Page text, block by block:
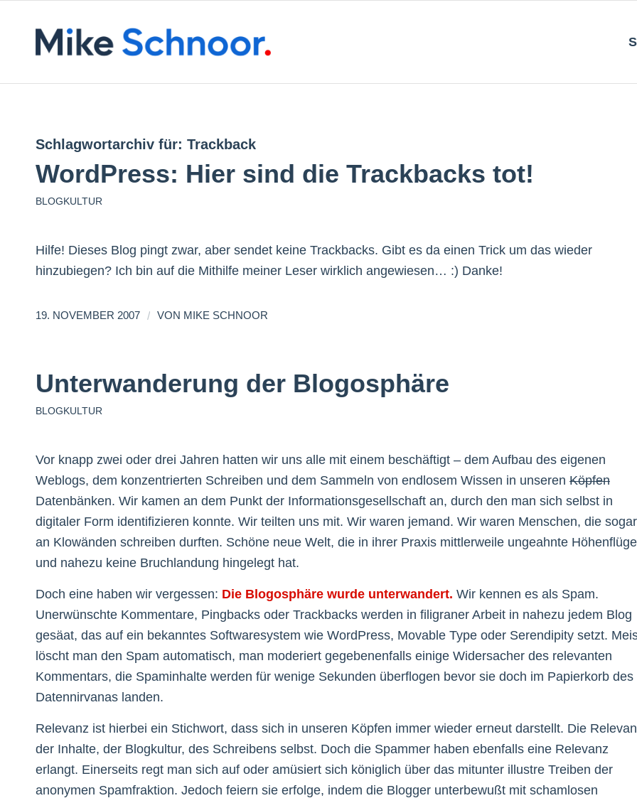
Schlagwortarchiv für: Trackback
WordPress: Hier sind die Trackbacks tot!
BLOGKULTUR
Hilfe! Dieses Blog pingt zwar, aber sendet keine Trackbacks. Gibt es da einen Trick um das wieder
hinzubiegen? Ich bin auf die Mithilfe meiner Leser wirklich angewiesen… :) Danke!
19. NOVEMBER 2007 / VON MIKE SCHNOOR
Unterwanderung der Blogosphäre
BLOGKULTUR
Vor knapp zwei oder drei Jahren hatten wir uns alle mit einem beschäftigt – dem Aufbau des eigenen
Weblogs, dem konzentrierten Schreiben und dem Sammeln von endlosem Wissen in unseren Köpfen
Datenbänken. Wir kamen an dem Punkt der Informationsgesellschaft an, durch den man sich selbst in
digitaler Form identifizieren konnte. Wir teilten uns mit. Wir waren jemand. Wir waren Menschen, die sogar
an Klowänden schreiben durften. Schöne neue Welt, die in ihrer Praxis mittlerweile ungeahnte Höhenflüge
und nahezu keine Bruchlandung hingelegt hat.
Doch eine haben wir vergessen: Die Blogosphäre wurde unterwandert. Wir kennen es als Spam.
Unerwünschte Kommentare, Pingbacks oder Trackbacks werden in filigraner Arbeit in nahezu jedem Blog
gesäat, das auf ein bekanntes Softwaresystem wie WordPress, Movable Type oder Serendipity setzt.
löscht man den Spam automatisch, man moderiert gegebenenfalls einige Widersacher des relevanten
Kommentars, die Spaminhalte werden für wenige Sekunden überflogen bevor sie doch im Papierkorb des
Datennirvanas landen.
Relevanz ist hierbei ein Stichwort, dass sich in unseren Köpfen immer wieder erneut darstellt. Die
der Inhalte, der Blogkultur, des Schreibens selbst. Doch die Spammer haben ebenfalls eine Relevanz
erlangt. Einerseits regt man sich auf oder amüsiert sich königlich über das mitunter illustre Treiben der
anonymen Spamfraktion. Jedoch feiern sie erfolge, indem die Blogger unterbewußt mit schamlosen